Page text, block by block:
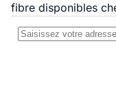
fibre disponibles